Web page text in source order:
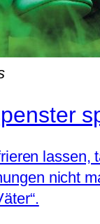
lassen,
nicht